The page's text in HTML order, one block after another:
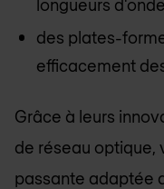
longueurs
des plates-
efficacement
Grâce à leurs
de réseau optique,
passante adaptée